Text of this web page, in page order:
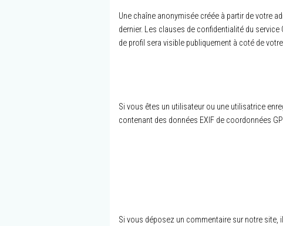
Une chaîne anonymisée créée à partir de votre
dernier. Les clauses de confidentialité du
de profil sera visible publiquement à coté de
Si vous êtes un utilisateur ou une utilisatrice
contenant des données EXIF de coordonnées
Si vous déposez un commentaire sur notre site,